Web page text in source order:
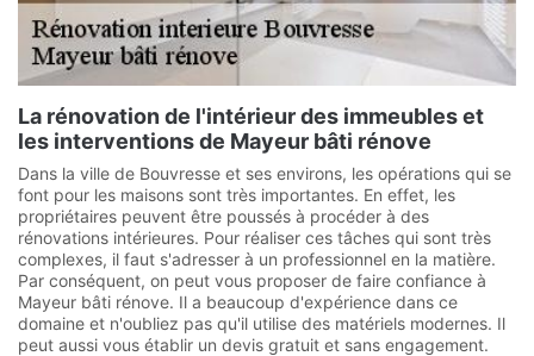
La rénovation de l'intérieur des immeubles et
les interventions de Mayeur bâti rénove
Dans la ville de Bouvresse et ses environs, les opérations qui se
font pour les maisons sont très importantes. En effet, les
propriétaires peuvent être poussés à procéder à des
rénovations intérieures. Pour réaliser ces tâches qui sont très
complexes, il faut s'adresser à un professionnel en la matière.
Par conséquent, on peut vous proposer de faire confiance à
Mayeur bâti rénove. Il a beaucoup d'expérience dans ce
domaine et n'oubliez pas qu'il utilise des matériels modernes. Il
peut aussi vous établir un devis gratuit et sans engagement.